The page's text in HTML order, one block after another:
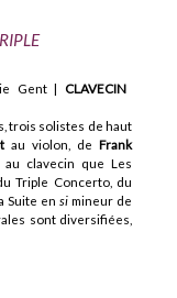
Gent | CLAVECIN
trois solistes de haut
au violon, de Frank
au clavecin que Les
Triple Concerto, du
Suite en si mineur de
sont diversifiées,